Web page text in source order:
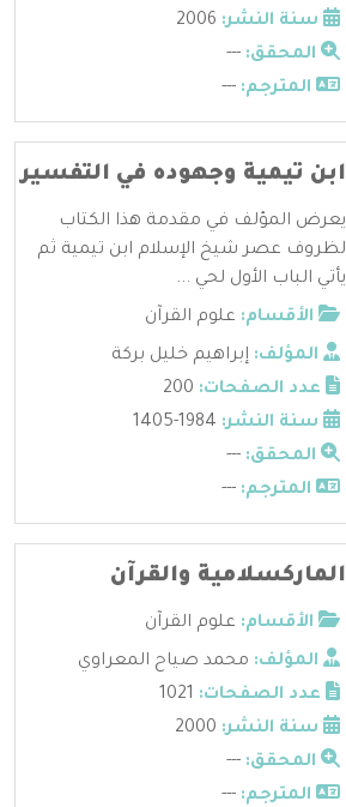
سنة النشر:
المحقق: ---
المترجم: ---
ابن تيمية وجهوده في التفسير
يعرض المؤلف في مقدمة هذا الكتاب
لظروف عصر شيخ الإسلام ابن تيمية ثم
يأتي الباب الأول لحي ...
الأقسام: علوم القرآن
المؤلف: إبراهيم خليل بركة
عدد الصفحات:
سنة النشر:
المحقق: ---
المترجم: ---
الماركسلامية والقرآن
الأقسام: علوم القرآن
المؤلف: محمد صياح المعراوي
عدد الصفحات:
سنة النشر:
المحقق: ---
المترجم: ---